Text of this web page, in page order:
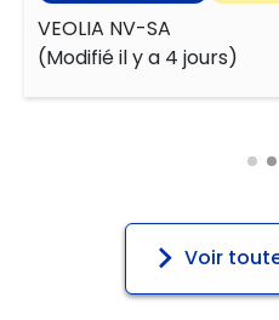
VEOLIA NV-SA
(Modifié il y a 4 jours)
Voir